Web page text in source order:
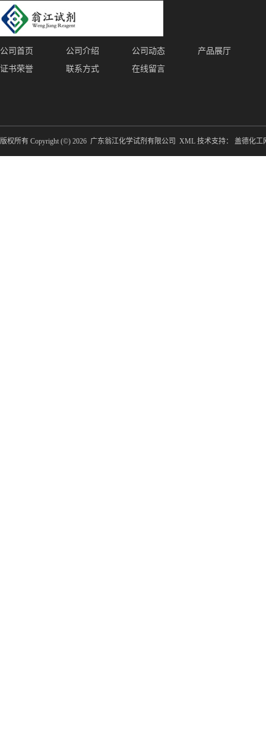
公司首页 公司介绍 公司动态
产品展厅
证书荣誉
联系方式 在线留言
版权所有 Copyright (©) 2026 广东翁江化学试剂有限公司 XML 技术支持： 盖德化工